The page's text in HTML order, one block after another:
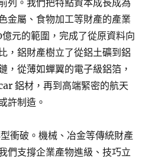
列。我們把特點資本成長成為
金屬、食物加工等財產的產業
元的範圍，完成了從原資料向
，鋁財產樹立了從鋁土礦到鋁
，從薄如蟬翼的電子級鋁箔，
鋁材，再到高端緊密的航天
許制造。
衝破。機械、冶金等傳統財產
們支撐企業產物進級、技巧立